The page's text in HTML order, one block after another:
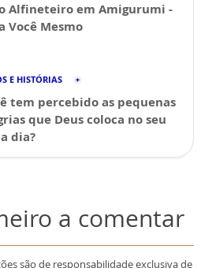
Alfineteiro em Amigurumi -
Você Mesmo
E HISTÓRIAS
tem percebido as pequenas
que Deus coloca no seu
dia?
a comentar
são de responsabilidade exclusiva de